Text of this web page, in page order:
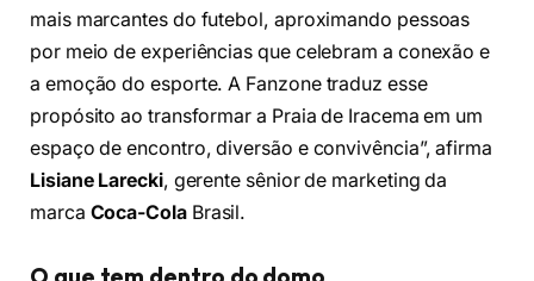
mais marcantes do futebol, aproximando pessoas
por meio de experiências que celebram a conexão e
a emoção do esporte. A Fanzone traduz esse
propósito ao transformar a Praia de Iracema em um
espaço de encontro, diversão e convivência”, afirma
Lisiane Larecki, gerente sênior de marketing da
marca Coca-ColaBrasil.